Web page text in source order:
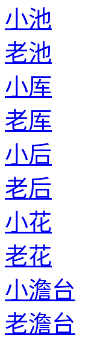
小池
老池
小厍
老厍
小后
老后
小花
老花
小澹台
老澹台